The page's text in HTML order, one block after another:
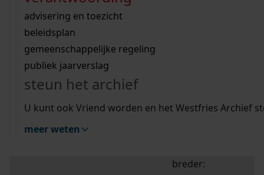
bouwvergunningen
omgevingsvergunningen
vergunningen
beeld en geluid
uitleg nodig?
Wij helpen u op weg met een aantal zoektips.
bekijk alle zoektips
Wij helpen u op weg met een aantal zoektips.
bekijk alle zoektips
bekijk ons geschiedenislokaal
advisering en toezicht
beleidsplan
gemeenschappelijke regeling
publiek jaarverslag
steun het archief
U kunt ook Vriend worden en het Westfries Archief
meer weten
zoektips
Mijn Studiezaal (inloggen)
uw zoekopdracht te
breder: